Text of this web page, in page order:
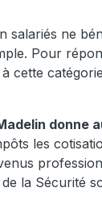
salariés ne
Pour
cette
donne
les
la Sécurité